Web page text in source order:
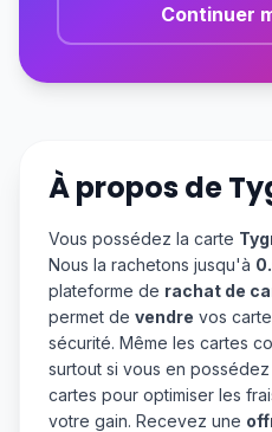
Continuer
À propos de
Vous possédez la carte
Nous la rachetons jusqu'à
plateforme de rachat de
permet de vendre vos
sécurité. Même les cartes
surtout si vous en
cartes pour optimiser les
votre gain. Recevez une